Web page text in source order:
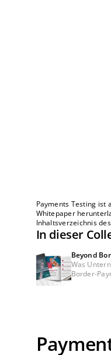
Payments Testing ist
Whitepaper
Inhaltsverzeichnis
In dieser
Beyond
Was
Border-